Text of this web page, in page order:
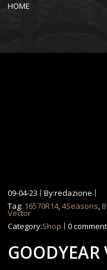
HOME
09-04-23
By:redazione
Tag: 16570R14,4Seasons,
Vector
Category:Shop 0
GOODYEAR